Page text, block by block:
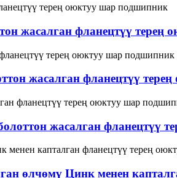
жасалган фланецтүү терең
жасалган фланецтүү
жасалган фланецтүү
өлчөмү Цинк менен